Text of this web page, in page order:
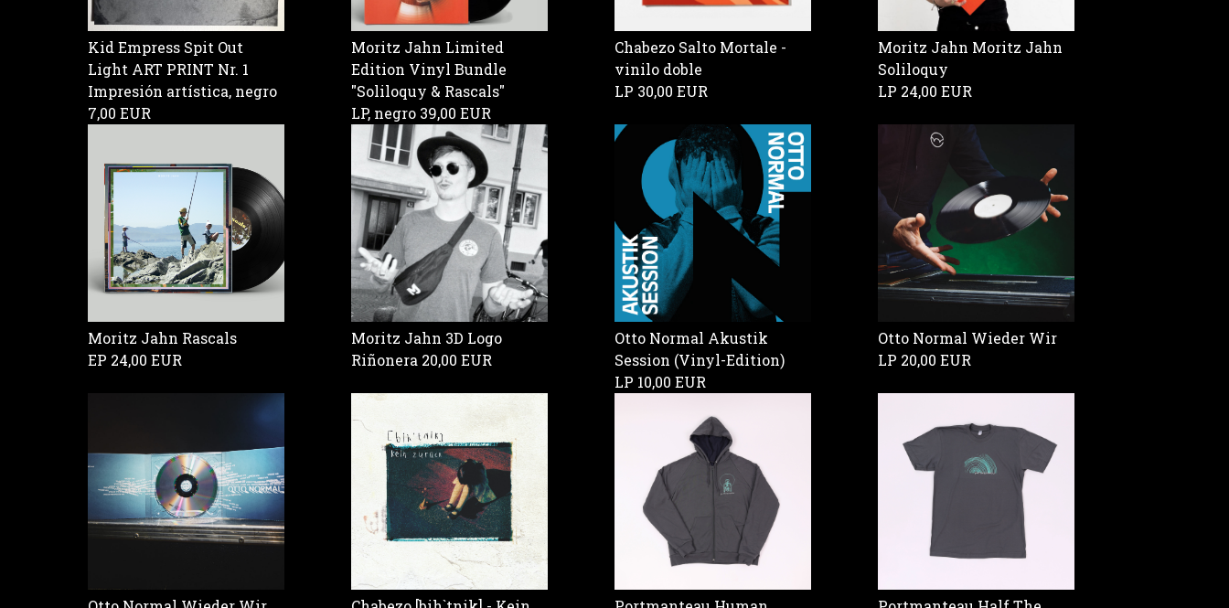
Kid Empress Spit Out
Light ART PRINT Nr. 1
Impresión artística, negro
7,00 EUR
Moritz Jahn Limited
Edition Vinyl Bundle
"Soliloquy & Rascals"
LP, negro 39,00 EUR
Chabezo Salto Mortale -
vinilo doble
LP 30,00 EUR
Moritz Jahn Moritz Jahn
Soliloquy
LP 24,00 EUR
Moritz Jahn Rascals
EP 24,00 EUR
Moritz Jahn 3D Logo
Riñonera 20,00 EUR
Otto Normal Akustik
Session (Vinyl-Edition)
LP 10,00 EUR
Otto Normal Wieder Wir
LP 20,00 EUR